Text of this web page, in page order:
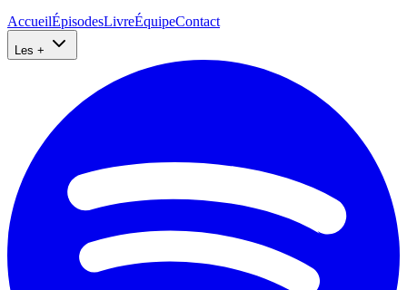
AccueilÉpisodesLivreÉquipeContact
Les +